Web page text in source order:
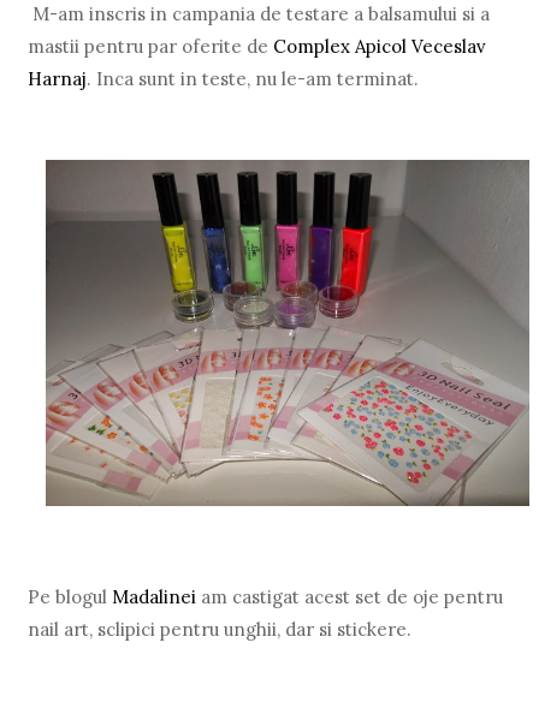
M-am inscris in campania de testare a balsamului si a
mastii pentru par oferite de Complex Apicol Veceslav
Harnaj. Inca sunt in teste, nu le-am terminat.
Pe blogul Madalinei am castigat acest set de oje pentru
nail art, sclipici pentru unghii, dar si stickere.